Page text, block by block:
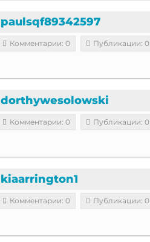
paulsqf89342597
Комментарии: 0 Публикации: 0
dorthywesolowski
Комментарии: 0 Публикации: 0
kiaarrington1
Комментарии: 0 Публикации: 0